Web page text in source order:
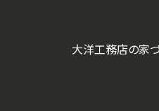
大洋工務店の家づ